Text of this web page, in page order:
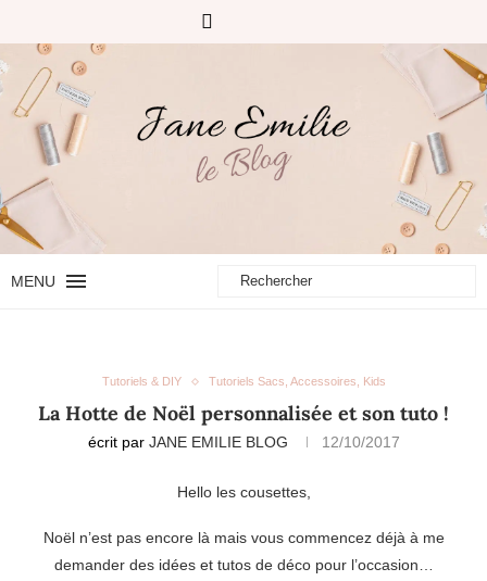
MENU
Tutoriels & DIY Tutoriels Sacs, Accessoires, Kids
La Hotte de Noël personnalisée et son tuto !
écrit par JANE EMILIE BLOG 12/10/2017
Hello les cousettes,
Noël n’est pas encore là mais vous commencez déjà à me
demander des idées et tutos de déco pour l’occasion…